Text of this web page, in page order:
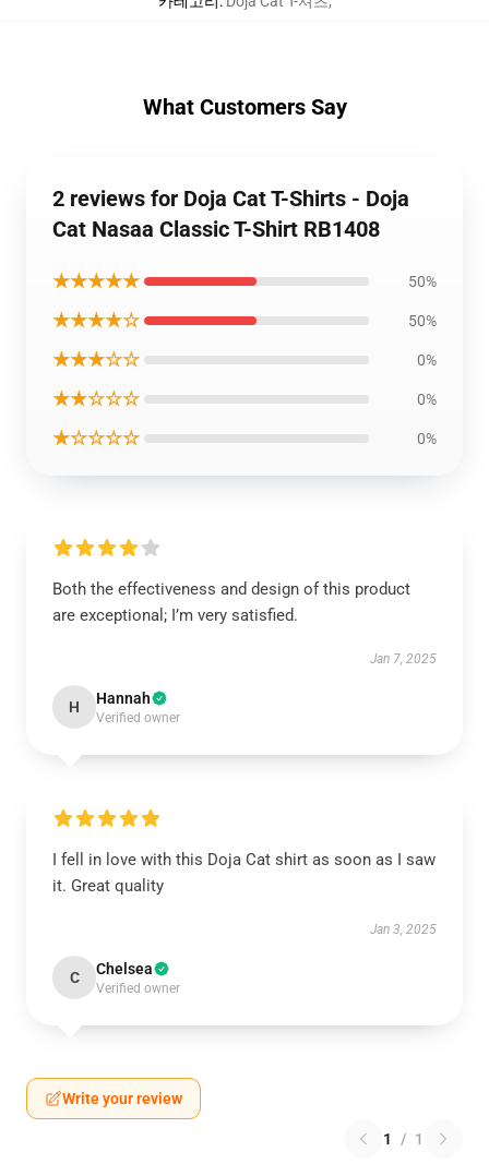
What Customers Say
2 reviews for Doja Cat T-Shirts - Doja
Cat Nasaa Classic T-Shirt RB1408
★★★★★ 50%
★★★★☆ 50%
★★★☆☆ 0%
★★☆☆☆ 0%
★☆☆☆☆ 0%
Both the effectiveness and design of this product
are exceptional; I’m very satisfied.
Jan 7, 2025
H Hannah
Verified owner
I fell in love with this Doja Cat shirt as soon as I saw
it. Great quality
Jan 3, 2025
C Chelsea
Verified owner
Write your review
1 / 1